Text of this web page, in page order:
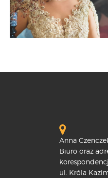
Anna
Biuro oraz
ul. Króla